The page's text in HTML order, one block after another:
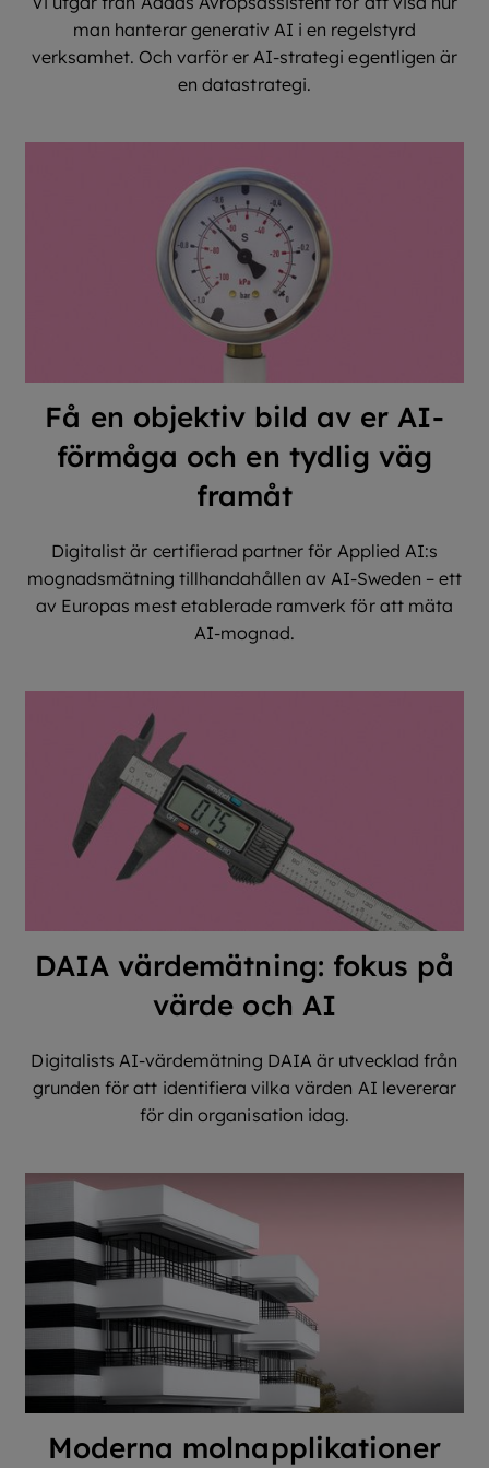
man hanterar generativ AI i en regelstyrd
verksamhet. Och varför er AI-strategi egentligen är
en datastrategi.
Få en objektiv bild av er AI-
förmåga och en tydlig väg
framåt
Digitalist är certifierad partner för Applied AI:s
mognadsmätning tillhandahållen av AI-Sweden – ett
av Europas mest etablerade ramverk för att mäta
AI-mognad.
DAIA värdemätning: fokus på
värde och AI
Digitalists AI-värdemätning DAIA är utvecklad från
grunden för att identifiera vilka värden AI levererar
för din organisation idag.
Moderna molnapplikationer